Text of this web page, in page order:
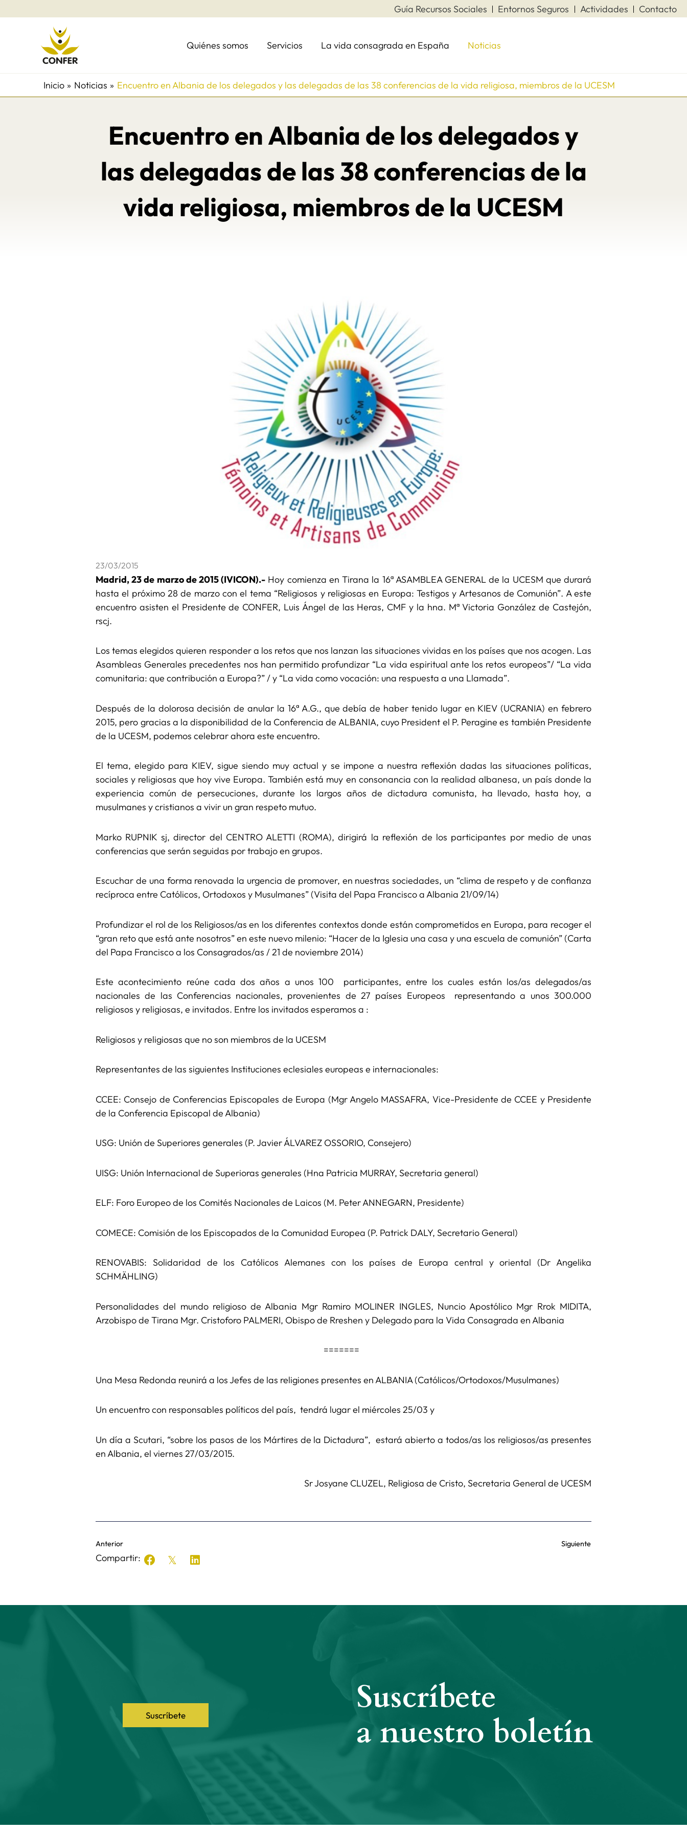
al
Guía Recursos Sociales Entornos Seguros Actividades Contacto
Quiénes somos Servicios La vida consagrada en España Noticias
Inicio Noticias Encuentro en Albania de los delegados y las delegadas de las 38 conferencias de la vida religiosa, miembros de la UCESM
Encuentro en Albania de los delegados y
las delegadas de las 38 conferencias de la
vida religiosa, miembros de la UCESM
23/03/2015
Madrid, 23 de marzo de 2015 (IVICON).- Hoy comienza en Tirana la 16ª ASAMBLEA GENERAL de la UCESM que durará
hasta el próximo 28 de marzo con el tema “Religiosos y religiosas en Europa: Testigos y Artesanos de Comunión”. A este
encuentro asisten el Presidente de CONFER, Luis Ángel de las Heras, CMF y la hna. Mª Victoria González de Castejón,
rscj.
Los temas elegidos quieren responder a los retos que nos lanzan las situaciones vividas en los países que nos acogen. Las
Asambleas Generales precedentes nos han permitido profundizar “La vida espiritual ante los retos europeos”/ “La vida
comunitaria: que contribución a Europa?” / y “La vida como vocación: una respuesta a una Llamada”.
Después de la dolorosa decisión de anular la 16ª A.G., que debía de haber tenido lugar en KIEV (UCRANIA) en febrero
2015, pero gracias a la disponibilidad de la Conferencia de ALBANIA, cuyo President el P. Peragine es también Presidente
de la UCESM, podemos celebrar ahora este encuentro.
El tema, elegido para KIEV, sigue siendo muy actual y se impone a nuestra reflexión dadas las situaciones políticas,
sociales y religiosas que hoy vive Europa. También está muy en consonancia con la realidad albanesa, un país donde la
experiencia común de persecuciones, durante los largos años de dictadura comunista, ha llevado, hasta hoy, a
musulmanes y cristianos a vivir un gran respeto mutuo.
Marko RUPNIK sj, director del CENTRO ALETTI (ROMA), dirigirá la reflexión de los participantes por medio de unas
conferencias que serán seguidas por trabajo en grupos.
Escuchar de una forma renovada la urgencia de promover, en nuestras sociedades, un “clima de respeto y de confianza
recíproca entre Católicos, Ortodoxos y Musulmanes” (Visita del Papa Francisco a Albania 21/09/14)
Profundizar el rol de los Religiosos/as en los diferentes contextos donde están comprometidos en Europa, para recoger el
“gran reto que está ante nosotros” en este nuevo milenio: “Hacer de la Iglesia una casa y una escuela de comunión” (Carta
del Papa Francisco a los Consagrados/as / 21 de noviembre 2014)
Este acontecimiento reúne cada dos años a unos 100 participantes, entre los cuales están los/as delegados/as
nacionales de las Conferencias nacionales, provenientes de 27 países Europeos representando a unos 300.000
religiosos y religiosas, e invitados. Entre los invitados esperamos a :
Religiosos y religiosas que no son miembros de la UCESM
Representantes de las siguientes Instituciones eclesiales europeas e internacionales:
CCEE: Consejo de Conferencias Episcopales de Europa (Mgr Angelo MASSAFRA, Vice-Presidente de CCEE y Presidente
de la Conferencia Episcopal de Albania)
USG: Unión de Superiores generales (P. Javier ÁLVAREZ OSSORIO, Consejero)
UISG: Unión Internacional de Superioras generales (Hna Patricia MURRAY, Secretaria general)
ELF: Foro Europeo de los Comités Nacionales de Laicos (M. Peter ANNEGARN, Presidente)
COMECE: Comisión de los Episcopados de la Comunidad Europea (P. Patrick DALY, Secretario General)
RENOVABIS: Solidaridad de los Católicos Alemanes con los países de Europa central y oriental (Dr Angelika
SCHMÄHLING)
Personalidades del mundo religioso de Albania Mgr Ramiro MOLINER INGLES, Nuncio Apostólico Mgr Rrok MIDITA,
Arzobispo de Tirana Mgr. Cristoforo PALMERI, Obispo de Rreshen y Delegado para la Vida Consagrada en Albania
=======
Una Mesa Redonda reunirá a los Jefes de las religiones presentes en ALBANIA (Católicos/Ortodoxos/Musulmanes)
Un encuentro con responsables políticos del país, tendrá lugar el miércoles 25/03 y
Un día a Scutari, “sobre los pasos de los Mártires de la Dictadura”, estará abierto a todos/as los religiosos/as presentes
en Albania, el viernes 27/03/2015.
Sr Josyane CLUZEL, Religiosa de Cristo, Secretaria General de UCESM
Anterior Siguiente
Compartir:
Suscríbete
Suscríbete
a nuestro boletín